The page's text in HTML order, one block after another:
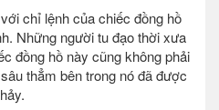
chỉ lệnh của chiếc đồng hồ
Những người tu đạo thời xưa
đồng hồ này cũng không phải
thẳm bên trong nó đã được